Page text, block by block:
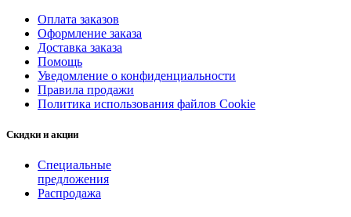
Оплата заказов
Оформление заказа
Доставка заказа
Помощь
Уведомление о конфиденциальности
Правила продажи
Политика использования файлов Cookie
Скидки и акции
Специальные
предложения
Распродажа